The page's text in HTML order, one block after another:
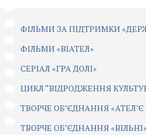
ФІЛЬМИ ЗА ПІДТРИМКИ
ФІЛЬМИ «ВІАТЕЛ»
СЕРІАЛ «ГРА ДОЛІ»
ЦИКЛ “ВІДРОДЖЕННЯ
ТВОРЧЕ ОБ’ЄДНАННЯ «АТЕЛ’Є
ТВОРЧЕ ОБ’ЄДНАННЯ «ВІЛЬНІ»